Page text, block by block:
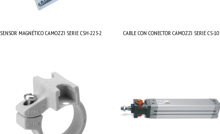
SENSOR MAGNÉTICO CAMOZZI SERIE CSH-223-2 CABLE CON CONECTOR CAMOZZI SERIE CS-10